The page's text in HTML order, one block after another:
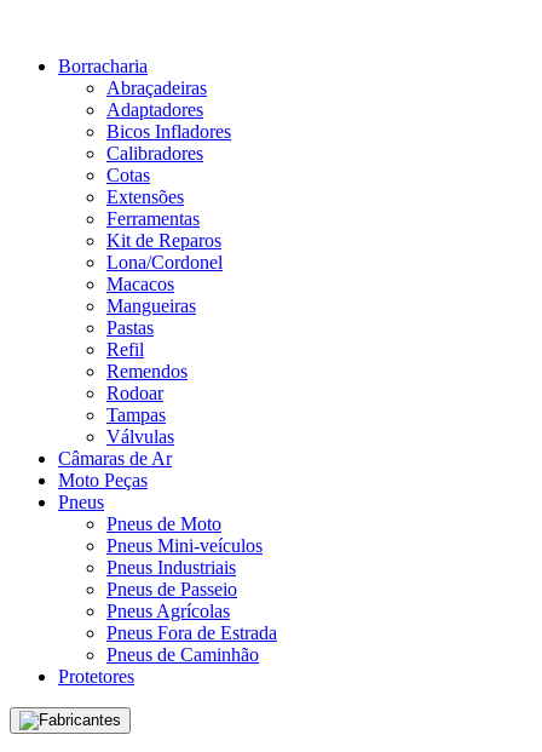
Borracharia
Abraçadeiras
Adaptadores
Bicos Infladores
Calibradores
Cotas
Extensões
Ferramentas
Kit de Reparos
Lona/Cordonel
Macacos
Mangueiras
Pastas
Refil
Remendos
Rodoar
Tampas
Válvulas
Câmaras de Ar
Moto Peças
Pneus
Pneus de Moto
Pneus Mini-veículos
Pneus Industriais
Pneus de Passeio
Pneus Agrícolas
Pneus Fora de Estrada
Pneus de Caminhão
Protetores
Fabricantes